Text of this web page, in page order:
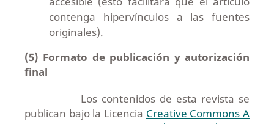
contenga hipervínculos a las fuentes
originales).
(5) Formato de publicación y autorización
final
Los contenidos de esta revista se
publican bajo la Licencia Creative Commons A